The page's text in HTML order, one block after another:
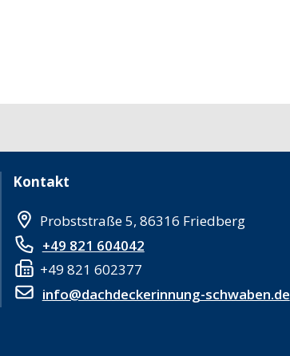
Kontakt
Probststraße 5, 86316 Friedberg
+49 821 604042
+49 821 602377
info@dachdeckerinnung-schwaben.de